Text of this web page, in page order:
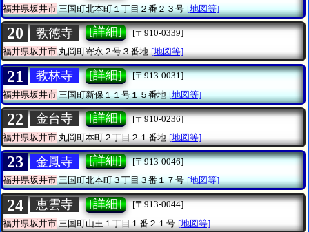
福井県坂井市三国町北本町１丁目２番２３号 [地図等]
20 教徳寺 [詳細]
[〒910-0339]
福井県坂井市丸岡町寄永２号３番地 [地図等]
21 教林寺 [詳細]
[〒913-0031]
福井県坂井市三国町新保１１号１５番地 [地図等]
22 金台寺 [詳細]
[〒910-0236]
福井県坂井市 丸岡町本町２丁目２１番地 [地図等]
23 金鳳寺 [詳細]
[〒913-0046]
福井県坂井市三国町北本町３丁目３番１７号 [地図等]
24 恵雲寺 [詳細]
[〒913-0044]
福井県坂井市 三国町山王１丁目１番２１号 [地図等]